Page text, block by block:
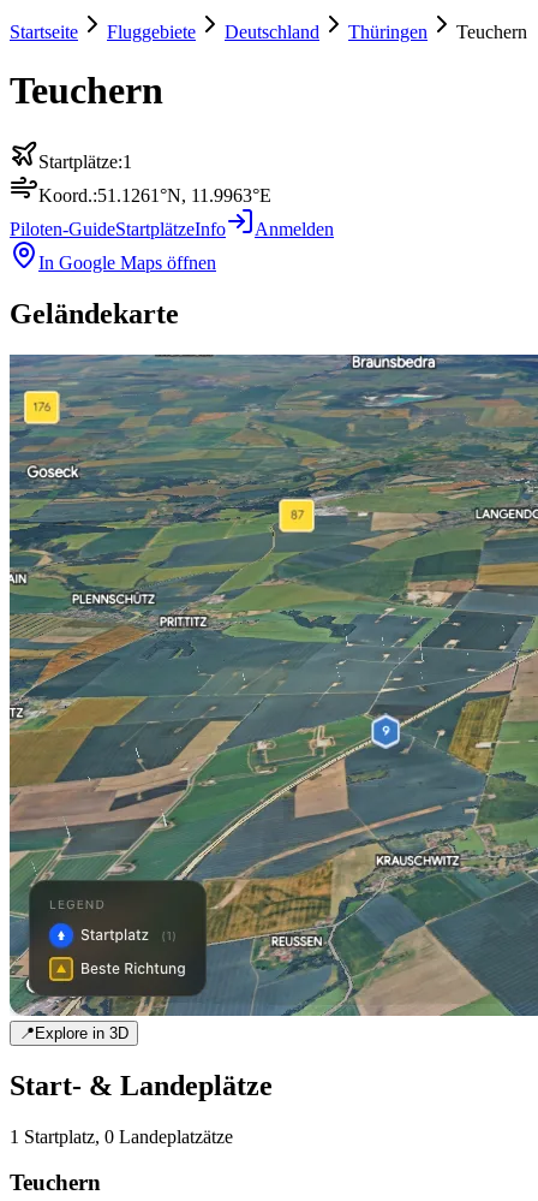
Startseite Fluggebiete Deutschland Thüringen Teuchern
Teuchern
Startplätze:1
Koord.:51.1261°N, 11.9963°E
Piloten-GuideStartplätzeInfo
Anmelden
In Google Maps öffnen
Geländekarte
📍Explore in 3D
Start- & Landeplätze
1 Startplatz, 0 Landeplatzätze
Teuchern